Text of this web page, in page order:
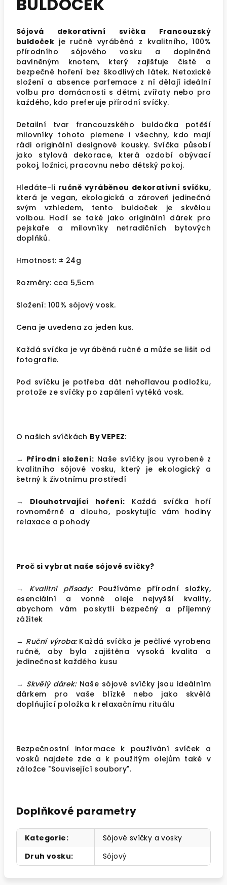
Sójová dekorativní svíčka Francouzský
buldoček je ručně vyráběná z kvalitního, 100%
přírodního sójového vosku a doplněná
bavlněným knotem, který zajišťuje čisté a
bezpečné hoření bez škodlivých látek. Netoxické
složení a absence parfemace z ní dělají ideální
volbu pro domácnosti s dětmi, zvířaty nebo pro
každého, kdo preferuje přírodní svíčky.
Detailní tvar francouzského buldočka potěší
milovníky tohoto plemene i všechny, kdo mají
rádi originální designové kousky. Svíčka působí
jako stylová dekorace, která ozdobí obývací
pokoj, ložnici, pracovnu nebo dětský pokoj.
Hledáte-li ručně vyráběnou dekorativní svíčku,
která je vegan, ekologická a zároveň jedinečná
svým vzhledem, tento buldoček je skvělou
volbou. Hodí se také jako originální dárek pro
pejskaře a milovníky netradičních bytových
doplňků.
Hmotnost: ± 24g
Rozměry: cca 5,5cm
Složení: 100% sójový vosk.
Cena je uvedena za jeden kus.
Každá svíčka je vyráběná ručně a může se lišit od
fotografie.
Pod svíčku je potřeba dát nehořlavou podložku,
protože ze svíčky po zapálení vytéká vosk.
O našich svíčkách By VEPEZ:
→ Přírodní složení: Naše svíčky jsou vyrobené z
kvalitního sójové vosku, který je ekologický a
šetrný k životnímu prostředí
→ Dlouhotrvající hoření: Každá svíčka hoří
rovnoměrně a dlouho, poskytujíc vám hodiny
relaxace a pohody
Proč si vybrat naše sójové svíčky?
→ Kvalitní přísady:Používáme přírodní složky,
esenciální a vonné oleje nejvyšší kvality,
abychom vám poskytli bezpečný a příjemný
zážitek
→ Ruční výroba:Každá svíčka je pečlivě vyrobena
ručně, aby byla zajištěna vysoká kvalita a
jedinečnost každého kusu
→ Skvělý dárek:Naše sójové svíčky jsou ideálním
dárkem pro vaše blízké nebo jako skvělá
doplňující položka k relaxačnímu rituálu
Bezpečnostní informace k používání svíček a
vosků najdete zde a k použitým olejům také v
záložce "Související soubory".
Doplňkové parametry
Kategorie:
Sójové svíčky a vosky
Druh vosku: Sójový